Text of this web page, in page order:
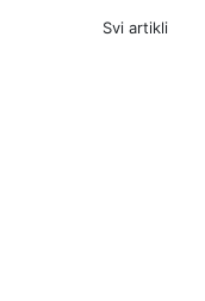
Svi artikli